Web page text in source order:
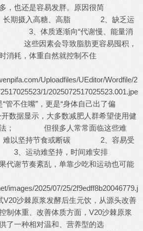
，也还是容易发胖。原因很简
摄入高糖、高脂 2、缺乏运
3、体质逐渐向“代谢慢、能量消
这些因素会导致脂肪更容易囤积，
消耗，体重自然就控制不住
Uploadfiles/UEditor/Wordfile/2
1/2025072517025523.001.jpe
嘴”，更是“身体自己出了偏
显示，大多数减肥人群希望使用健
法； 但很多人常常面临这些难
坚持节食或断碳 2、容易受
、运动难坚持，时间难安排
代谢节奏紊乱，单靠少吃和运动也可能
images/2025/07/25/2f9edff8b20046779.j
棘原浆发酵后生元饮，从源头改善
、改善体质方面，V20沙棘原浆
了一种相对温和、营养型的选